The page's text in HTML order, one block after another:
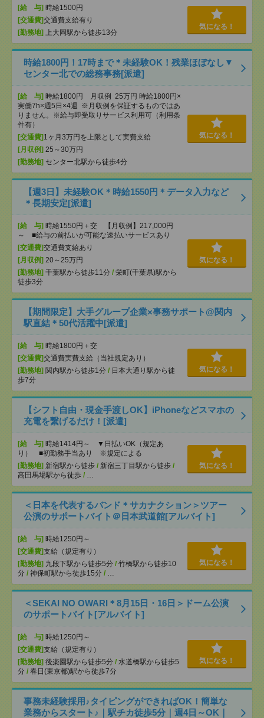
[給 与] 時給1500円
[交通費]交通費支給有り
[勤務地] 上大岡駅から徒歩13分
気になる！
時給1800円！17時まで＊未経験OK！残業ほぼなし▼
センター北での総務事務[派遣]
[給 与] 時給1800円 月収例 25万円 時給1800円×
実働7h×週5日×4週 ※月収例を保証するものではあ
りません。※給与即受取りサービス利用可（利用条
件有）
[交通費] 1ヶ月3万円を上限として実費支給
[月収例] 25～30万円
[勤務地] センター北駅から徒歩4分
気になる！
【週3日】未経験OK＊時給1550円＊データ入力など
＊長期安定[派遣]
[給 与] 時給1550円＋交 【月収例】217,000円
～ ■給与の前払いが可能な速払いサービスあり
[交通費]交通費支給あり
[月収例] 20～25万円
[勤務地] 千葉駅から徒歩11分 / 栄町(千葉県)駅から
徒歩3分
気になる！
【期間限定】大手グループ企業×事務サポート@関内
駅直結＊50代活躍中[派遣]
[給 与] 時給1800円＋交
[交通費]交通費実費支給（当社規定あり）
[勤務地] 関内駅から徒歩1分 / 日本大通り駅から徒
歩7分
気になる！
【シフト自由・現金手渡しOK】iPhoneなどスマホの
充電を繋げるだけ！[派遣]
[給 与] 時給1414円～ ▼日払いOK（規定あ
り） ■初勤務手当あり ※規定による
[勤務地] 新宿駅から徒歩 / 新宿三丁目駅から徒歩 /
高田馬場駅から徒歩 / …
気になる！
＜日本を代表するバンド＊サカナクション＞ツアー
公演のサポートバイト＠日本武道館[アルバイト]
[給 与] 時給1250円～
[交通費]支給（規定有り）
[勤務地] 九段下駅から徒歩5分 / 竹橋駅から徒歩10
分 / 神保町駅から徒歩15分 / …
気になる！
＜SEKAI NO OWARI＊8月15日・16日＞ドーム公演
のサポートバイト[アルバイト]
[給 与] 時給1250円～
[交通費]支給（規定有り）
[勤務地] 後楽園駅から徒歩5分 / 水道橋駅から徒歩5
分 / 春日(東京都)駅から徒歩7分
気になる！
事務未経験採用♪タイピングができればOK！簡単な
業務からスタート♪｜駅チカ徒歩5分｜週4日～OK｜